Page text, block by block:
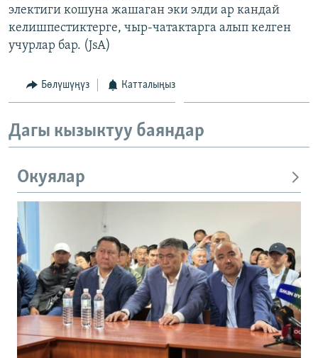
электиги кошуна жашаган эки элди ар кандай
келишпестиктерге, чыр-чатактарга алып келген
учурлар бар. (JsA)
Бөлүшүңүз Катталыңыз
Дагы кызыктуу баяндар
Окуялар